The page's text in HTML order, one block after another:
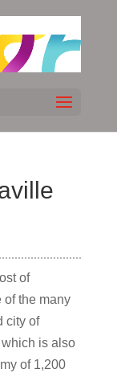
of
of the many
city of
is also
of 1,200